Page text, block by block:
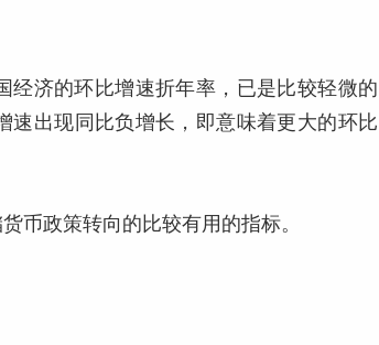
经济的环比增速折年率，已是比较轻微的
速出现同比负增长，即意味着更大的环比
币政策转向的比较有用的指标。